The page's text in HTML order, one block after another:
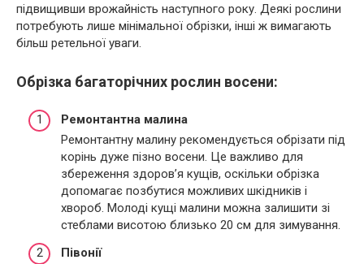
підвищивши врожайність наступного року. Деякі рослини
потребують лише мінімальної обрізки, інші ж вимагають
більш ретельної уваги.
Обрізка багаторічних рослин восени:
Ремонтантна малина
Ремонтантну малину рекомендується обрізати під
корінь дуже пізно восени. Це важливо для
збереження здоров’я кущів, оскільки обрізка
допомагає позбутися можливих шкідників і
хвороб. Молоді кущі малини можна залишити зі
стеблами висотою близько 20 см для зимування.
Півонії